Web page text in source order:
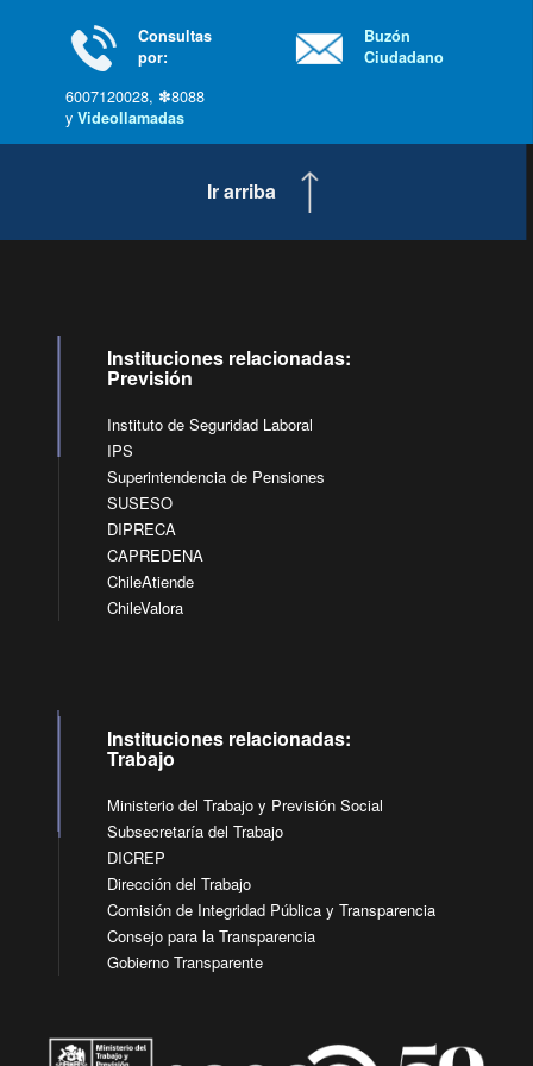
Consultas
por:
6007120028, ✽8088
y Videollamadas
Buzón
Ciudadano
Ir arriba
Instituciones relacionadas:
Previsión
Instituto de Seguridad Laboral
IPS
Superintendencia de Pensiones
SUSESO
DIPRECA
CAPREDENA
ChileAtiende
ChileValora
Instituciones relacionadas:
Trabajo
Ministerio del Trabajo y Previsión Social
Subsecretaría del Trabajo
DICREP
Dirección del Trabajo
Comisión de Integridad Pública y Transparencia
Consejo para la Transparencia
Gobierno Transparente